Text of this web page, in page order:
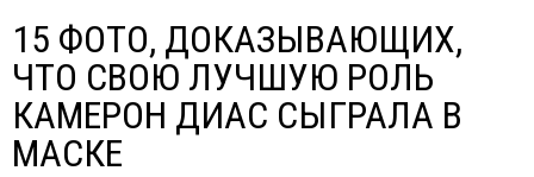
15 ФОТО, ДОКАЗЫВАЮЩИХ,
ЧТО СВОЮ ЛУЧШУЮ РОЛЬ
КАМЕРОН ДИАС СЫГРАЛА В
МАСКЕ